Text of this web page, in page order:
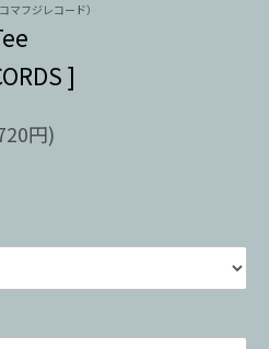
マフジレコード）
]
円)